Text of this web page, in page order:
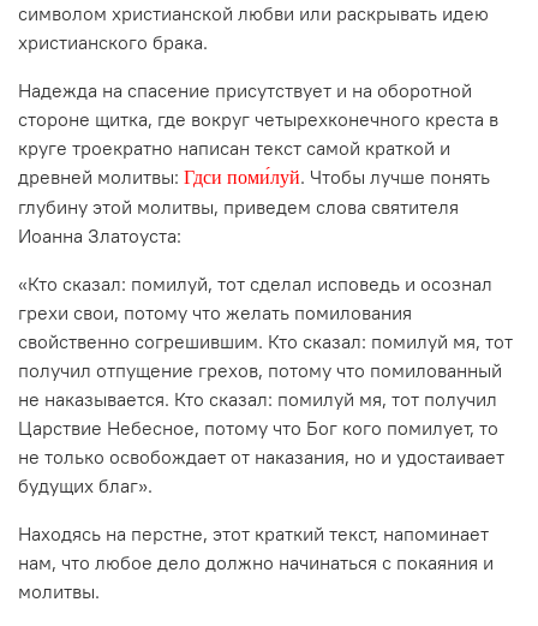
символом христианской любви или раскрывать идею
христианского брака.
Надежда на спасение присутствует и на оборотной
стороне щитка, где вокруг четырехконечного креста в
круге троекратно написан текст самой краткой и
древней молитвы: Гдcи поми́луй. Чтобы лучше понять
глубину этой молитвы, приведем слова святителя
Иоанна Златоуста:
«Кто сказал: помилуй, тот сделал исповедь и осознал
грехи свои, потому что желать помилования
свойственно согрешившим. Кто сказал: помилуй мя, тот
получил отпущение грехов, потому что помилованный
не наказывается. Кто сказал: помилуй мя, тот получил
Царствие Небесное, потому что Бог кого помилует, то
не только освобождает от наказания, но и удостаивает
будущих благ».
Находясь на перстне, этот краткий текст, напоминает
нам, что любое дело должно начинаться с покаяния и
молитвы.